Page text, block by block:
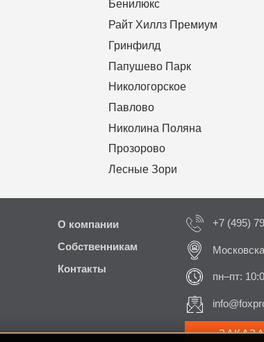
Бенилюкс
Райт Хиллз Премиум
Гринфилд
Папушево Парк
Никологорское
Павлово
Николина Поляна
Прозорово
Лесные Зори
О компании
Собственникам
Контакты
+7 (495)
пн–пт: